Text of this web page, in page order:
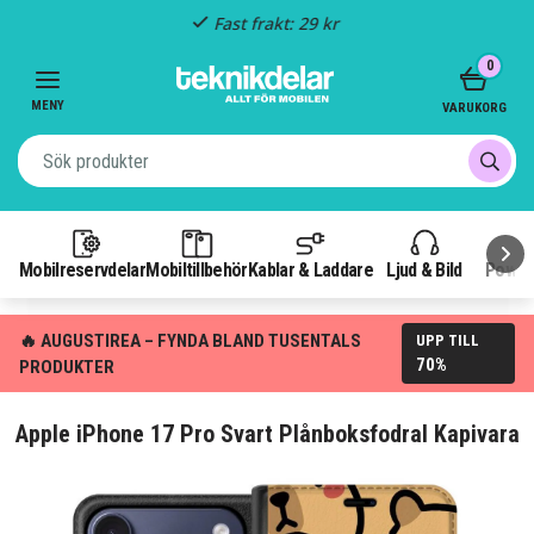
Fast frakt: 29 kr
MENY
MobilreservdelarMobiltillbehör Kablar & Laddare Ljud & Bild
0
VARUKORG
🔥 AUGUSTIREA – FYNDA BLAND TUSENTALS
PRODUKTER
UPP TILL
70%
Apple iPhone 17 Pro Svart Plånboksfodral Kapivara